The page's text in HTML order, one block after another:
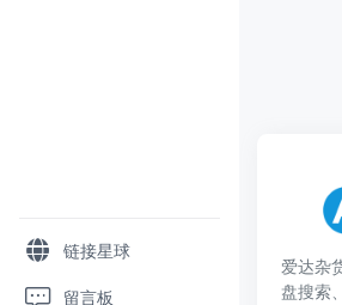
链接星球
留言板
爱达杂
盘搜索